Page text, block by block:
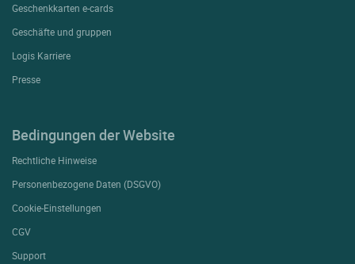
Geschenkkarten e-cards
Geschäfte und gruppen
Logis Karriere
Presse
Bedingungen der Website
Rechtliche Hinweise
Personenbezogene Daten (DSGVO)
Cookie-Einstellungen
CGV
Support